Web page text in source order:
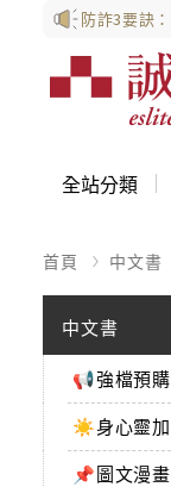
防詐3要訣
全站分類
首頁 中文書
中文書
📢強檔預購
☀️身心靈
📌圖文漫